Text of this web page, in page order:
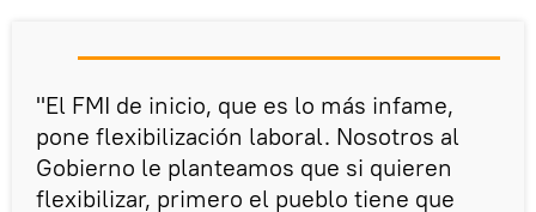
"El FMI de inicio, que es lo más infame,
pone flexibilización laboral. Nosotros al
Gobierno le planteamos que si quieren
flexibilizar, primero el pueblo tiene que